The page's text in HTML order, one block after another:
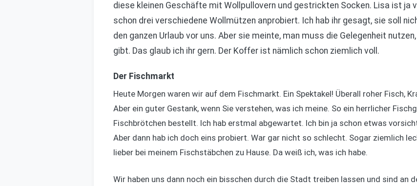
diese kleinen Geschäfte mit Wollpullovern und gestrickten Socken. Lisa ist ja
schon drei verschiedene Wollmützen anprobiert. Ich hab ihr gesagt, sie soll
den ganzen Urlaub vor uns. Aber sie meinte, man muss die Gelegenheit
gibt. Das glaub ich ihr gern. Der Koffer ist nämlich schon ziemlich voll.
Der Fischmarkt
Heute Morgen waren wir auf dem Fischmarkt. Ein Spektakel! Überall roher Fisch,
Aber ein guter Gestank, wenn Sie verstehen, was ich meine. So ein herrlicher
Fischbrötchen bestellt. Ich hab erstmal abgewartet. Ich bin ja schon etwas
Aber dann hab ich doch eins probiert. War gar nicht so schlecht. Sogar ziemlich
lieber bei meinem Fischstäbchen zu Hause. Da weiß ich, was ich habe.
Wir haben uns dann noch ein bisschen durch die Stadt treiben lassen und sind an